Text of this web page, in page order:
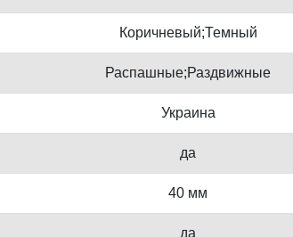
Коричневый;Темный
Распашные;Раздвижные
Украина
да
40 мм
да